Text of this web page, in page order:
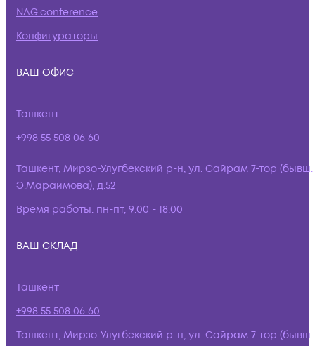
NAG.conference
Конфигураторы
ВАШ ОФИС
Ташкент
+998 55 508 06 60
Ташкент, Мирзо-Улугбекский р-н, ул. Сайрам 7-тор (бывш.
Э.Мараимова), д.52
Время работы: пн-пт, 9:00 - 18:00
ВАШ СКЛАД
Ташкент
+998 55 508 06 60
Ташкент, Мирзо-Улугбекский р-н, ул. Сайрам 7-тор (бывш.